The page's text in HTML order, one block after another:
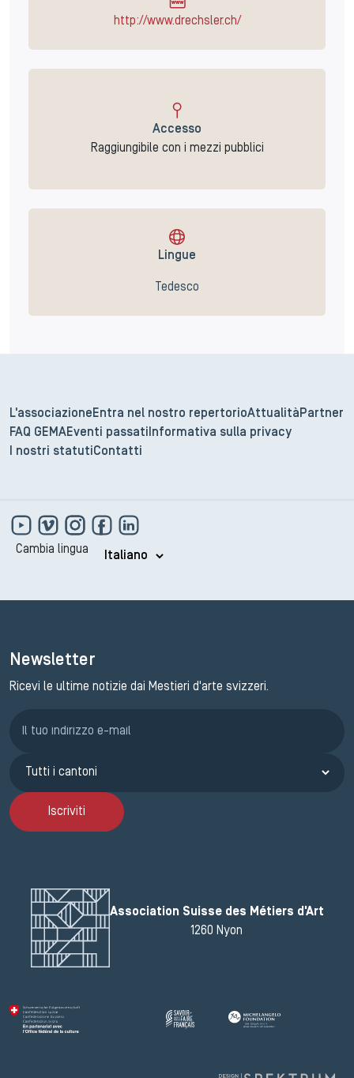
http://www.drechsler.ch/
Accesso
Raggiungibile con i mezzi pubblici
Lingue
Tedesco
L'associazione Entra nel nostro repertorioAttualità Partner
FAQ GEMAEventi passati
Informativa sulla privacy
I nostri statuti Contatti
Cambia lingua
Newsletter
Ricevi le ultime notizie dai Mestieri d'arte svizzeri.
Iscriviti
Association Suisse des Métiers d'Art
1260 Nyon